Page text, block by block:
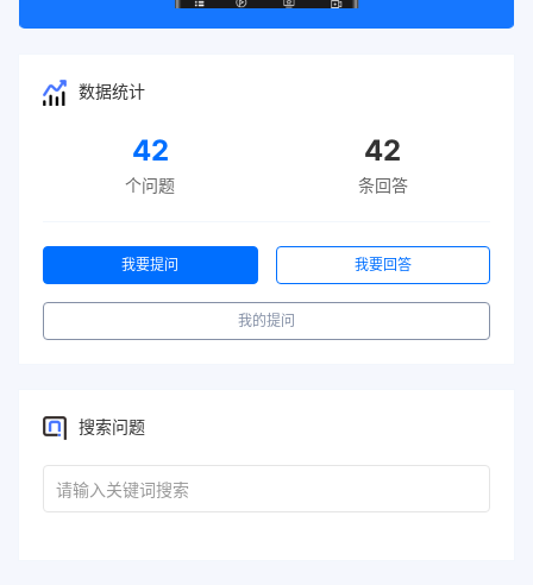
数据统计
42
个问题
42
条回答
我要提问 我要回答
我的提问
搜索问题